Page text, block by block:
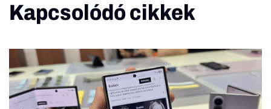
Kapcsolódó cikkek